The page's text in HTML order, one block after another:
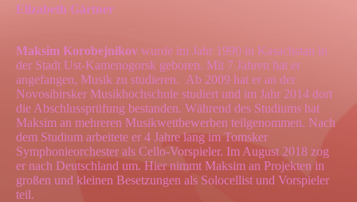
Elizabeth Gärtner
Maksim Korobejnikov wurde im Jahr 1990 in Kasachstan in
der Stadt Ust-Kamenogorsk geboren. Mit 7 Jahren hat er
angefangen, Musik zu studieren. Ab 2009 hat er an der
Novosibirsker Musikhochschule studiert und im Jahr 2014 dort
die Abschlussprüfung bestanden. Während des Studiums hat
Maksim an mehreren Musikwettbewerben teilgenommen. Nach
dem Studium arbeitete er 4 Jahre lang im Tomsker
Symphonieorchester als Cello-Vorspieler. Im August 2018 zog
er nach Deutschland um. Hier nimmt Maksim an Projekten in
großen und kleinen Besetzungen als Solocellist und Vorspieler
teil.